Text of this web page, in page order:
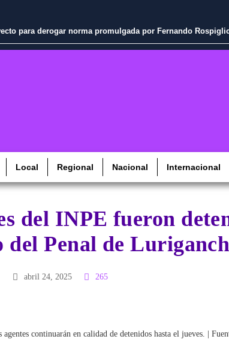
para derogar norma promulgada por Fernando
Local Regional Nacional Internacional
del INPE fueron
del Penal de
abril 24, 2025 265
continuarán en calidad de detenidos hasta el jueves. |